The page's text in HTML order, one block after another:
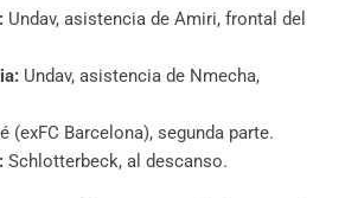
Undav, asistencia de Amiri, frontal del
Undav, asistencia de Nmecha,
(exFC Barcelona), segunda parte.
Schlotterbeck, al descanso.